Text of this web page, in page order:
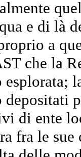
e di là
a
che la
esplorata;
di ente
fra le sue